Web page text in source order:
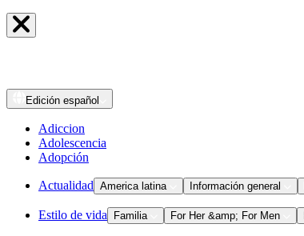
Edición español
Adiccion
Adolescencia
Adopción
Actualidad America latina Información general
Estilo de vida Familia For Her &amp; For Men